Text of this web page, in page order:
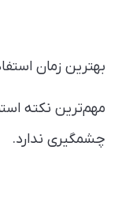
بهترین زمان
مهم‌ترین نکته
چشمگیری ندارد.